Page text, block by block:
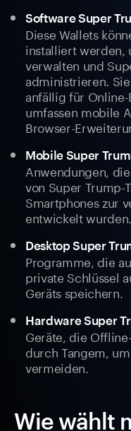
Software Super
Diese Wallets
installiert werden,
verwalten und
administrieren.
anfällig für
umfassen mobile
Browser-
Mobile Super
Anwendungen,
von Super Trump-
Smartphones zur
entwickelt wurden.
Desktop Super
Programme, die
private Schlüssel
Geräts speichern.
Hardware Super
Geräte, die
durch Tangem,
vermeiden.
Wie wählt